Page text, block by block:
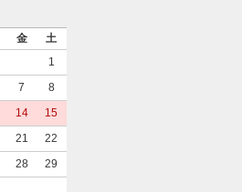
金
土
1
7
8
14
15
21
22
28
29